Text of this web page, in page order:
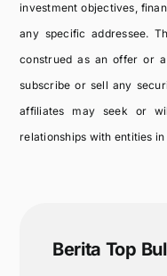
investment objectives,
any specific addressee.
construed as an offer or
subscribe or sell any
affiliates may seek or
relationships with entities
Berita Top